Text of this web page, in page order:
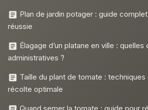
Plan de jardin potager : guide
réussie
Élagage d’un platane en ville : quelles
administratives ?
Taille du plant de tomate : techniques
récolte optimale